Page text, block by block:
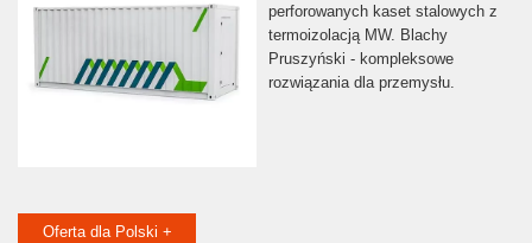
perforowanych kaset stalowych z
termoizolacją MW. Blachy
Pruszyński - kompleksowe
rozwiązania dla przemysłu.
Oferta dla Polski +